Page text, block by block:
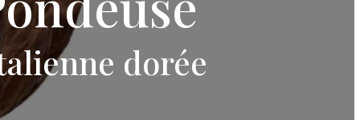
dorée